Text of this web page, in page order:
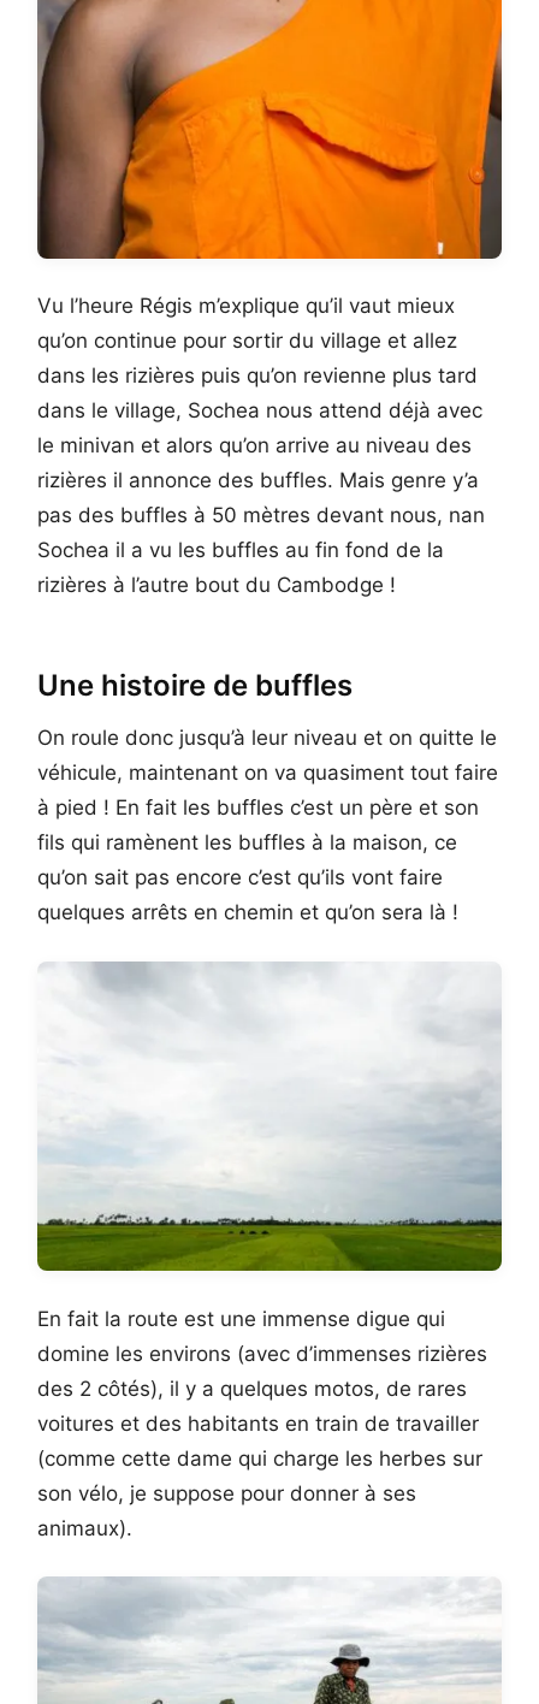
Vu l’heure Régis m’explique qu’il vaut mieux
qu’on continue pour sortir du village et allez
dans les rizières puis qu’on revienne plus tard
dans le village, Sochea nous attend déjà avec
le minivan et alors qu’on arrive au niveau des
rizières il annonce des buffles. Mais genre y’a
pas des buffles à 50 mètres devant nous, nan
Sochea il a vu les buffles au fin fond de la
rizières à l’autre bout du Cambodge !
Une histoire de buffles
On roule donc jusqu’à leur niveau et on quitte le
véhicule, maintenant on va quasiment tout faire
à pied ! En fait les buffles c’est un père et son
fils qui ramènent les buffles à la maison, ce
qu’on sait pas encore c’est qu’ils vont faire
quelques arrêts en chemin et qu’on sera là !
En fait la route est une immense digue qui
domine les environs (avec d’immenses rizières
des 2 côtés), il y a quelques motos, de rares
voitures et des habitants en train de travailler
(comme cette dame qui charge les herbes sur
son vélo, je suppose pour donner à ses
animaux).